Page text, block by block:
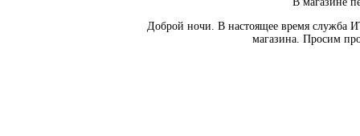
Доброй ночи. В настоящее время служба
магазина. Просим